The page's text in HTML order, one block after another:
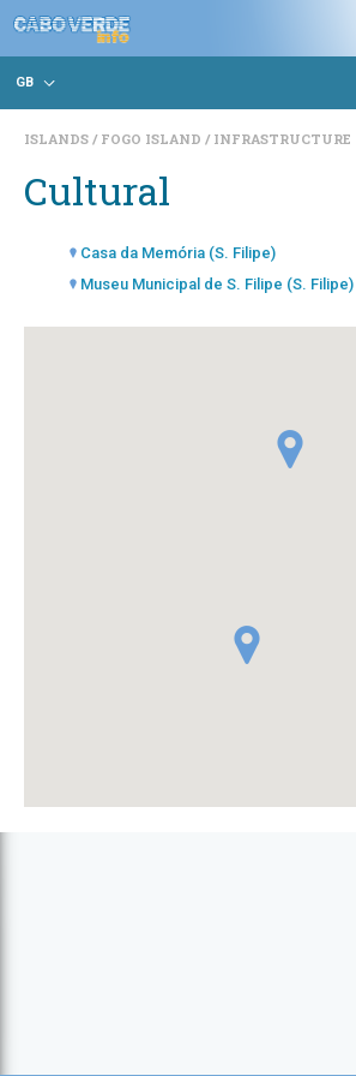
GB
ISLANDS FOGO ISLAND INFRASTRUCTURE
Cultural
Casa da Memória (S. Filipe)
Museu Municipal de S. Filipe (S. Filipe)